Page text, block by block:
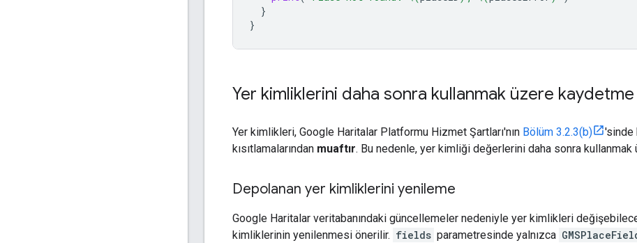
}
}
Yer kimliklerini daha sonra kullanmak üzere kaydetme
Yer kimlikleri, Google Haritalar Platformu Hizmet Şartları'nın Bölüm 3.2.3(b)
'sinde
kısıtlamalarından muaftır. Bu nedenle, yer kimliği değerlerini daha sonra
Depolanan yer kimliklerini yenileme
Google Haritalar veritabanındaki güncellemeler nedeniyle yer kimlikleri
kimliklerinin yenilenmesi önerilir. fields parametresinde yalnızca